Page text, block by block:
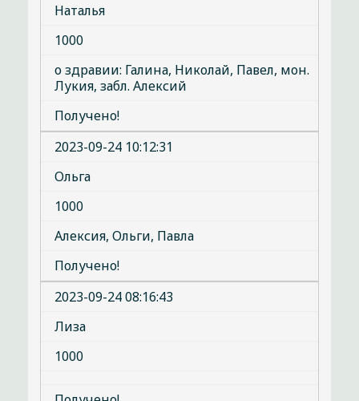
Наталья
1000
о здравии: Галина, Николай, Павел, мон.
Лукия, забл. Алексий
Получено!
2023-09-24 10:12:31
Ольга
1000
Алексия, Ольги, Павла
Получено!
2023-09-24 08:16:43
Лиза
1000